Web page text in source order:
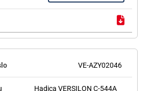
VE-AZY02046
Hadica VERSILON C-544A